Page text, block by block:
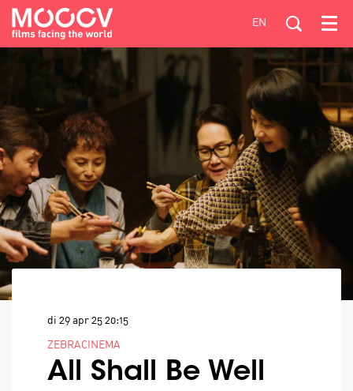
EN Menu
All Shall Be Well
ZEBRACINEMA
di 29 apr 25 20:15